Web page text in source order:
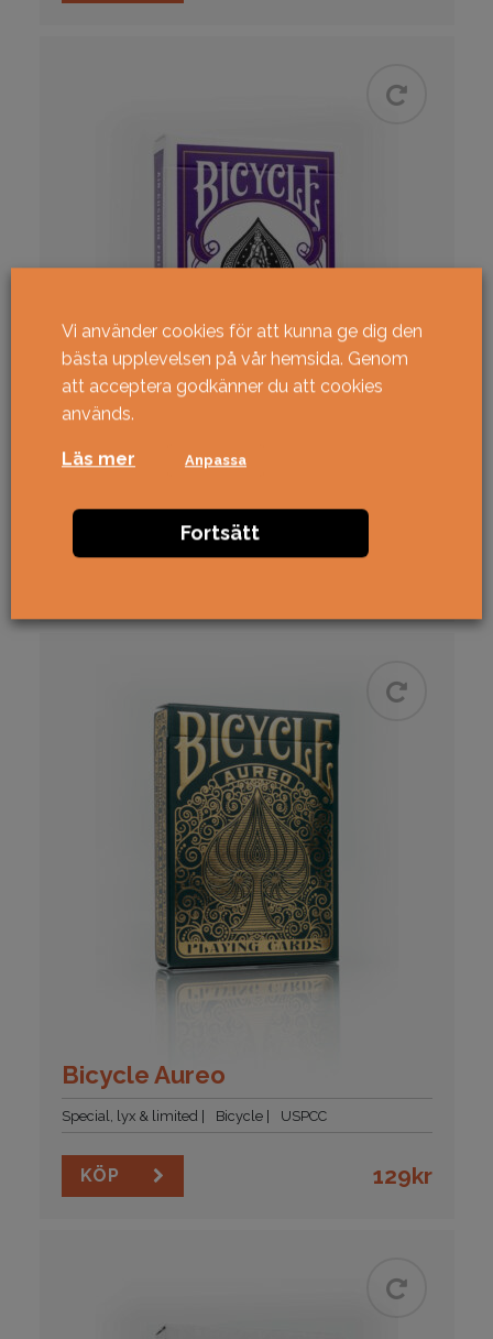
Bicycle Violet Back
Special, lyx & limited
Bicycle Aureo
Special, lyx & limited Bicycle USPCC
KÖP 129kr
Vi använder cookies för att kunna ge dig den
bästa upplevelsen på vår hemsida. Genom
att acceptera godkänner du att cookies
används.
Läs mer Anpassa
Fortsätt